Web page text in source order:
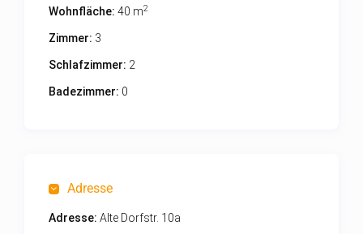
Wohnfläche: 40 m2
Zimmer: 3
Schlafzimmer: 2
Badezimmer: 0
Adresse
Adresse: Alte Dorfstr. 10a